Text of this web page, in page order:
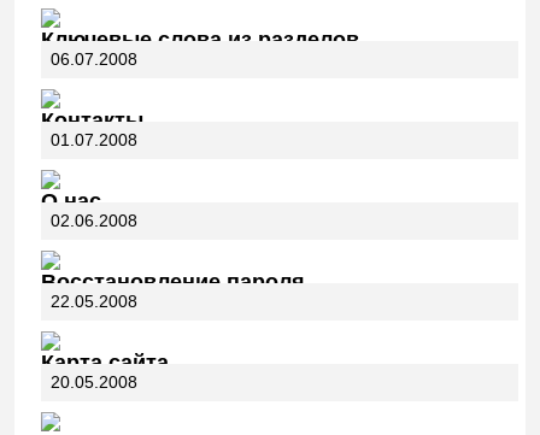
Ключевые слова из разделов
06.07.2008
Контакты
01.07.2008
О нас
02.06.2008
Восстановление пароля
22.05.2008
Карта сайта
20.05.2008